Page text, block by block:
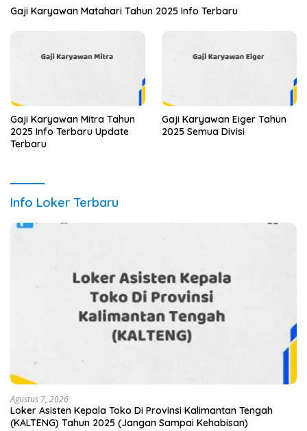
Gaji Karyawan Matahari Tahun 2025 Info Terbaru
Gaji Karyawan Mitra Tahun
2025 Info Terbaru Update
Terbaru
Gaji Karyawan Eiger Tahun
2025 Semua Divisi
Info Loker Terbaru
Agustus 7, 2026
Loker Asisten Kepala Toko Di Provinsi Kalimantan Tengah
(KALTENG) Tahun 2025 (Jangan Sampai Kehabisan)